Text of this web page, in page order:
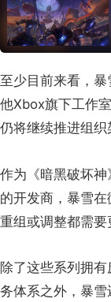
至少目前来看，
他Xbox旗下工作
仍将继续推进组织
作为《暗黑破坏
的开发商，暴雪
重组或调整都需要
除了这些系列拥
务体系之外，暴